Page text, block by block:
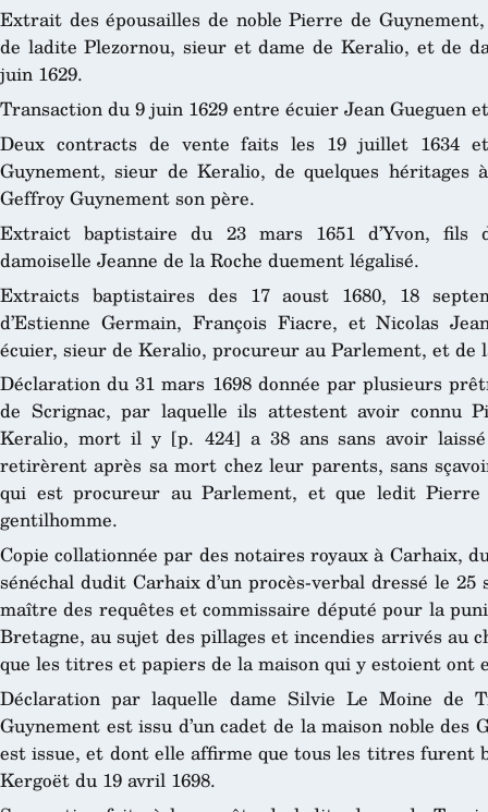
Extrait des épousailles de noble Pierre de
de ladite Plezornou, sieur et dame de Keralio, et de
juin 1629.
Transaction du 9 juin 1629 entre écuier Jean Gueguen
Deux contracts de vente faits les 19 juillet 1634
Guynement, sieur de Keralio, de quelques héritages
Geffroy Guynement son père.
Extraict baptistaire du 23 mars 1651 d’Yvon, fils
damoiselle Jeanne de la Roche duement légalisé.
Extraicts baptistaires des 17 aoust 1680, 18
d’Estienne Germain, François Fiacre, et Nicolas
écuier, sieur de Keralio, procureur au Parlement, et de
Déclaration du 31 mars 1698 donnée par plusieurs
de Scrignac, par laquelle ils attestent avoir connu
Keralio, mort il y [p. 424] a 38 ans sans avoir
retirèrent après sa mort chez leur parents, sans
qui est procureur au Parlement, et que ledit
gentilhomme.
Copie collationnée par des notaires royaux à Carhaix,
sénéchal dudit Carhaix d’un procès-verbal dressé le
maître des requêtes et commissaire député pour la
Bretagne, au sujet des pillages et incendies arrivés au
que les titres et papiers de la maison qui y estoient ont
Déclaration par laquelle dame Silvie Le Moine de
Guynement est issu d’un cadet de la maison noble des
est issue, et dont elle affirme que tous les titres furent
Kergoët du 19 avril 1698.